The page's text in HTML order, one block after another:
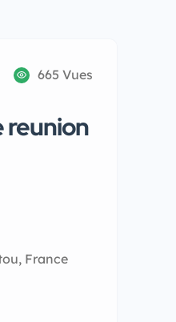
665 Vues
reunion
France